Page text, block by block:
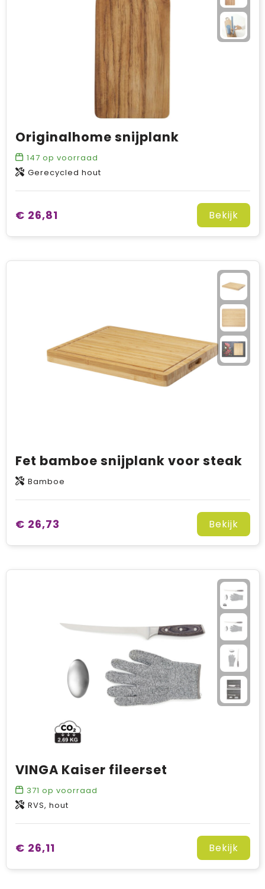
Originalhome snijplank
147 op voorraad
Gerecycled hout
€ 26,81 Bekijk
Fet bamboe snijplank voor steak
Bamboe
€ 26,73 Bekijk
VINGA Kaiser fileerset
371 op voorraad
RVS, hout
€ 26,11 Bekijk